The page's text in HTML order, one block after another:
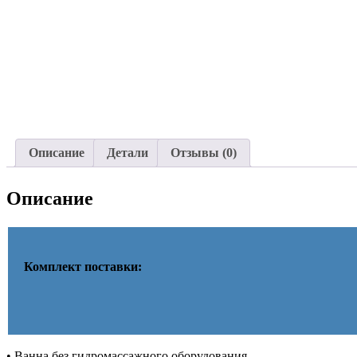
Описание Детали Отзывы (0)
Описание
Комплект поставки: